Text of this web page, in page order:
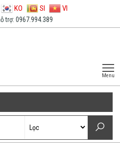
KO SI VI
trợ: 0967.994.389
Menu